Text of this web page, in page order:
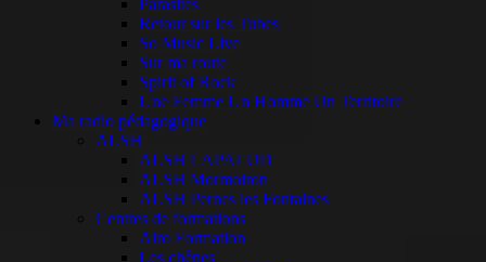
Parasites
Retour sur les Tubes
So Music Live
Sur ma route
Spirit of Rock
Une Femme Un Homme Un Territoire
Ma radio pédagogique
ALSH
ALSH LAPALUD
ALSH Mormoiron
ALSH Pernes les Fontaines
Centres de formations
Airo Formation
Les chênes